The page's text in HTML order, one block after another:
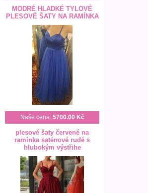
MODRÉ HLADKÉ TYLOVÉ
PLESOVÉ ŠATY NA RAMÍNKA
Naše cena: 5700.00 Kč
plesové šaty červené na
ramínka saténové rudé s
hlubokým výstřihe